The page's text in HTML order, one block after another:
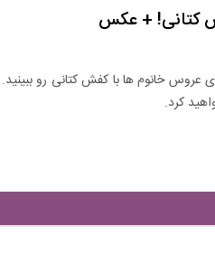
کتانی! + عکس
عروس خانوم ها با کفش کتانی رو
کرد.